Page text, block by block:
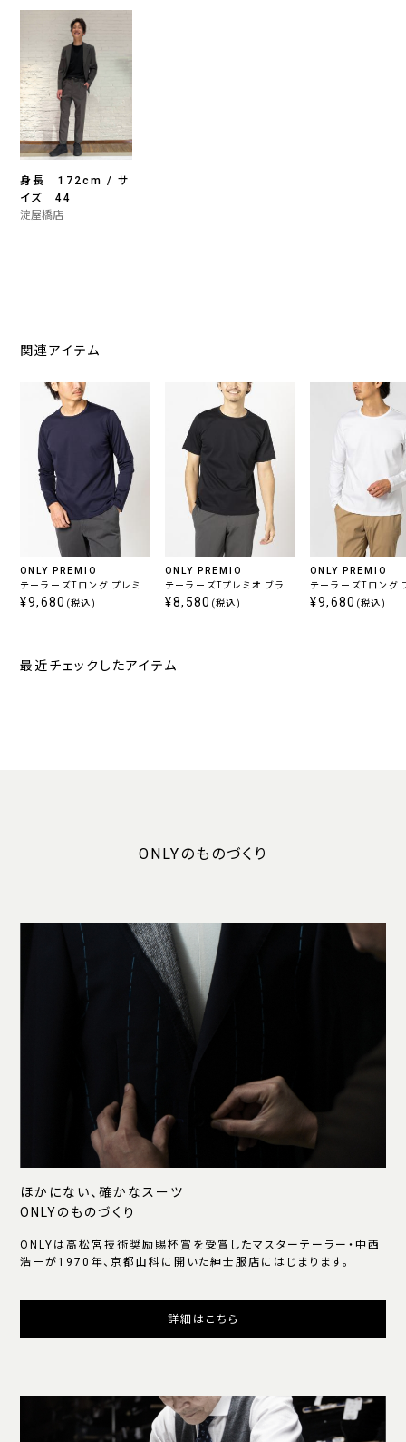
身長 172cm / サ
イズ 44
淀屋橋店
関連アイテム
ONLY PREMIO
テーラーズTロング プレミ
オ ネイビー
¥9,680 (税込)
ONLY PREMIO
テーラーズTプレミオ ブラッ
ク 定番
¥8,580 (税込)
ONLY PREMIO
テーラーズTロング
オ ホワイト
¥9,680 (税込)
最近チェックしたアイテム
ONLYのものづくり
ほかにない、確かなスーツ
ONLYのものづくり
ONLYは高松宮技術奨励賜杯賞を受賞したマスターテーラー・中西
浩一が1970年、京都山科に開いた紳士服店にはじまります。
詳細はこちら